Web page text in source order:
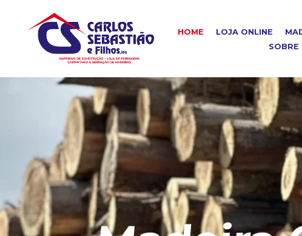
HOME LOJA ONLINE
SOBRE